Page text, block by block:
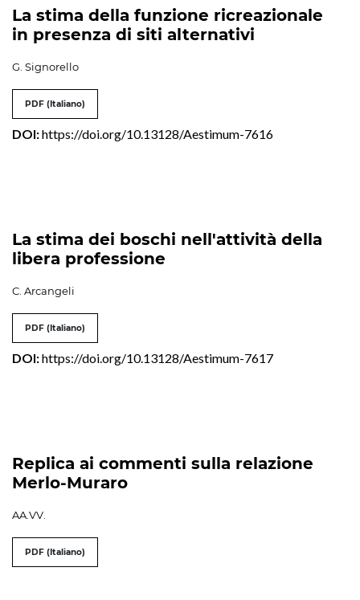
La stima della funzione ricreazionale
in presenza di siti alternativi
G. Signorello
PDF (Italiano)
DOI:https://doi.org/10.13128/Aestimum-7616
La stima dei boschi nell'attività della
libera professione
C. Arcangeli
PDF (Italiano)
DOI:https://doi.org/10.13128/Aestimum-7617
Replica ai commenti sulla relazione
Merlo-Muraro
AA.VV.
PDF (Italiano)